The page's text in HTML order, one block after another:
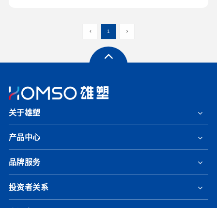
1
关于雄塑
产品中心
品牌服务
投资者关系